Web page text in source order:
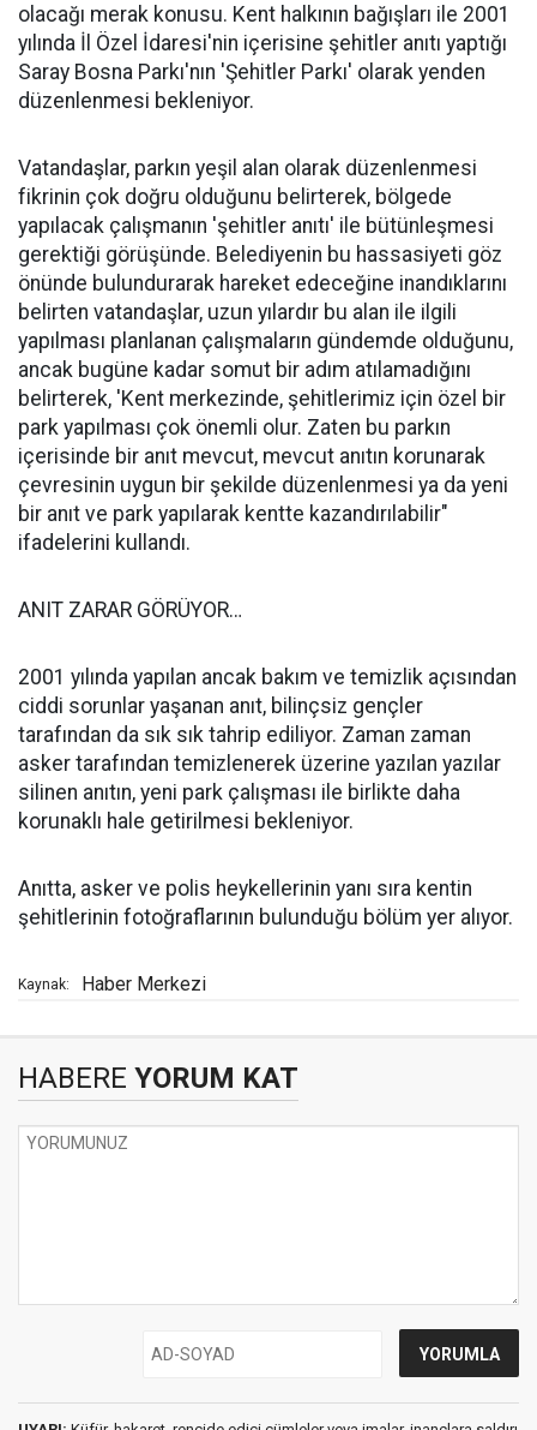
olacağı merak konusu. Kent halkının bağışları ile 2001
yılında İl Özel İdaresi'nin içerisine şehitler anıtı yaptığı
Saray Bosna Parkı'nın 'Şehitler Parkı' olarak yenden
düzenlenmesi bekleniyor.
Vatandaşlar, parkın yeşil alan olarak düzenlenmesi
fikrinin çok doğru olduğunu belirterek, bölgede
yapılacak çalışmanın 'şehitler anıtı' ile bütünleşmesi
gerektiği görüşünde. Belediyenin bu hassasiyeti göz
önünde bulundurarak hareket edeceğine inandıklarını
belirten vatandaşlar, uzun yılardır bu alan ile ilgili
yapılması planlanan çalışmaların gündemde olduğunu,
ancak bugüne kadar somut bir adım atılamadığını
belirterek, 'Kent merkezinde, şehitlerimiz için özel bir
park yapılması çok önemli olur. Zaten bu parkın
içerisinde bir anıt mevcut, mevcut anıtın korunarak
çevresinin uygun bir şekilde düzenlenmesi ya da yeni
bir anıt ve park yapılarak kentte kazandırılabilir"
ifadelerini kullandı.
ANIT ZARAR GÖRÜYOR…
2001 yılında yapılan ancak bakım ve temizlik açısından
ciddi sorunlar yaşanan anıt, bilinçsiz gençler
tarafından da sık sık tahrip ediliyor. Zaman zaman
asker tarafından temizlenerek üzerine yazılan yazılar
silinen anıtın, yeni park çalışması ile birlikte daha
korunaklı hale getirilmesi bekleniyor.
Anıtta, asker ve polis heykellerinin yanı sıra kentin
şehitlerinin fotoğraflarının bulunduğu bölüm yer alıyor.
Kaynak: Haber Merkezi
HABERE YORUM KAT